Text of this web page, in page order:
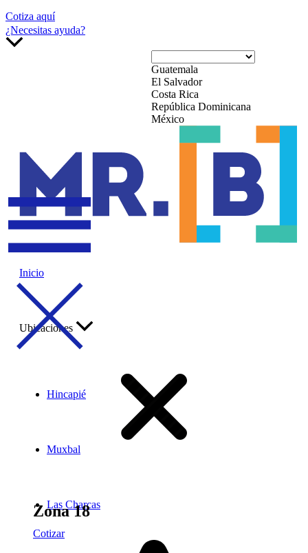
Cotiza aquí
¿Necesitas ayuda?
Guatemala
El Salvador
Costa Rica
República Dominicana
México
Inicio
Ubicaciones
Hincapié
Muxbal
Las Charcas
Zona 18
Cotizar